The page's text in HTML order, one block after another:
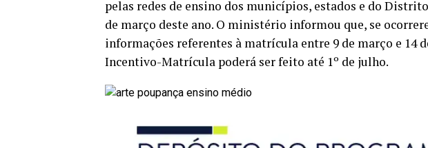
pelas redes de ensino dos municípios, estados e do
de março deste ano. O ministério informou que, se
informações referentes à matrícula entre 9 de março e 14
Incentivo-Matrícula poderá ser feito até 1º de julho.